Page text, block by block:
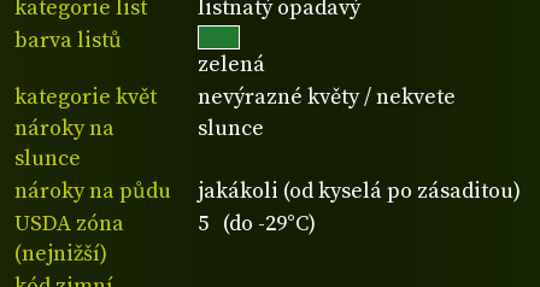
kategorie list
listnatý opadavý
barva listů
zelená
kategorie květ
nevýrazné květy / nekvete
nároky na
slunce
slunce
nároky na půdu
jakákoli (od kyselá po zásaditou)
USDA zóna
(nejnižší)
5 (do -29°C)